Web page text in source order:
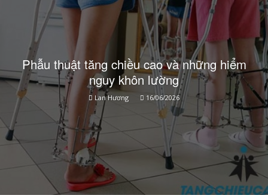
Phẫu thuật tăng chiều cao và những hiểm
nguy khôn lường
Lan Hương 16/06/2026